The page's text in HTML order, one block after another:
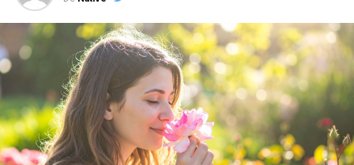
până în luna septembrie. La nivel mondial există doar 41
de cinematografe capabile să proiecteze acest format,
dintre care 25 sunt în Statele Unite.
Acţiunile IMAX au crescut cu aproximativ 6% luni şi au
depăşit pentru prima dată pragul de 50 de dolari.
Titlurile companiei sunt în urcare cu 38% de la
începutul anului şi şi-au dublat valoarea în ultimele 12
luni.